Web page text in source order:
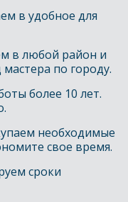
в удобное для
в любой район и
по городу.
более 10 лет.
необходимые
свое время.
сроки